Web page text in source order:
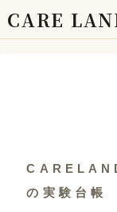
CARE
の実験台帳